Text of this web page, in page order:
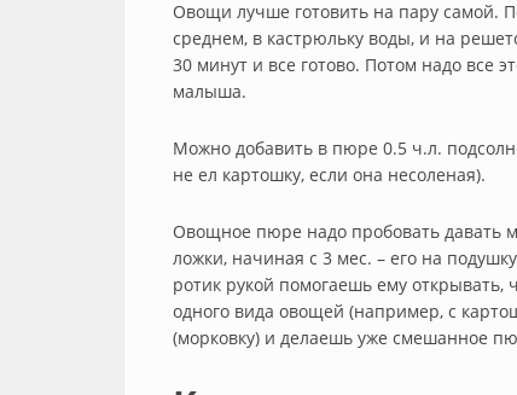
Овощи лучше готовить на пару самой.
среднем, в кастрюльку воды, и на
30 минут и все готово. Потом надо все
малыша.
Можно добавить в пюре 0.5 ч.л.
не ел картошку, если она несоленая).
Овощное пюре надо пробовать давать
ложки, начиная с 3 мес. – его на
ротик рукой помогаешь ему
одного вида овощей (например, с
(морковку) и делаешь уже смешанное